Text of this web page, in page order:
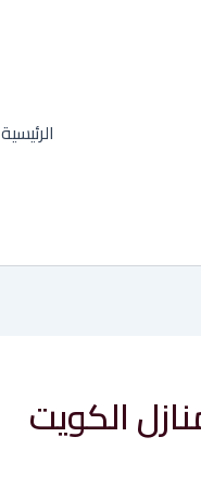
الرئيسية
الكويت